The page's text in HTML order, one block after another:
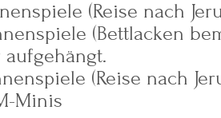
(Reise nach
(Bettlacken
aufgehängt.
(Reise nach
Minis